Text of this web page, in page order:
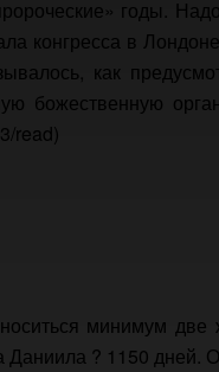
годы.
конгресса в
как
божественную
read)
минимум две
Даниила ? 1150 дней.